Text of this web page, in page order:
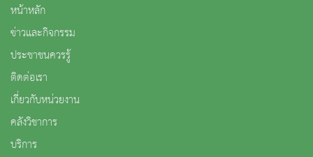
หน้าหลัก
ข่าวและกิจกรรม
ประชาชนควรรู้
ติดต่อเรา
เกี่ยวกับหน่วยงาน
คลังวิชาการ
บริการ